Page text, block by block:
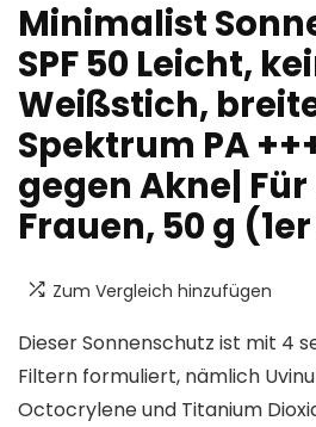
Minimalist
SPF 50 Leicht,
Weißstich,
Spektrum PA
gegen Akne|
Frauen, 50 g
Zum Vergleich hinzufügen
Dieser Sonnenschutz ist mit 4
Filtern formuliert, nämlich
Octocrylene und Titanium